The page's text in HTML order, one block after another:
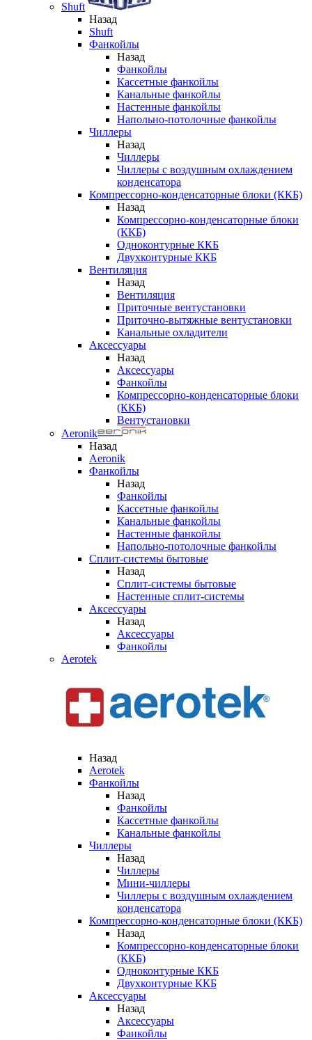
Shuft
Назад
Shuft
Фанкойлы
Назад
Фанкойлы
Кассетные фанкойлы
Канальные фанкойлы
Настенные фанкойлы
Напольно-потолочные фанкойлы
Чиллеры
Назад
Чиллеры
Чиллеры с воздушным охлаждением
конденсатора
Компрессорно-конденсаторные блоки (ККБ)
Назад
Компрессорно-конденсаторные блоки
(ККБ)
Одноконтурные ККБ
Двухконтурные ККБ
Вентиляция
Назад
Вентиляция
Приточные вентустановки
Приточно-вытяжные вентустановки
Канальные охладители
Аксессуары
Назад
Аксессуары
Фанкойлы
Компрессорно-конденсаторные блоки
(ККБ)
Вентустановки
Aeronik
Назад
Aeronik
Фанкойлы
Назад
Фанкойлы
Кассетные фанкойлы
Канальные фанкойлы
Настенные фанкойлы
Напольно-потолочные фанкойлы
Сплит-системы бытовые
Назад
Сплит-системы бытовые
Настенные сплит-системы
Аксессуары
Назад
Аксессуары
Фанкойлы
Aerotek
Назад
Aerotek
Фанкойлы
Назад
Фанкойлы
Кассетные фанкойлы
Канальные фанкойлы
Чиллеры
Назад
Чиллеры
Мини-чиллеры
Чиллеры с воздушным охлаждением
конденсатора
Компрессорно-конденсаторные блоки (ККБ)
Назад
Компрессорно-конденсаторные блоки
(ККБ)
Одноконтурные ККБ
Двухконтурные ККБ
Аксессуары
Назад
Аксессуары
Фанкойлы